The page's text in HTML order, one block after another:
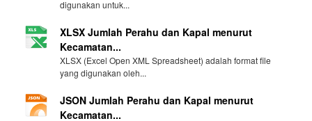
digunakan untuk...
XLSX Jumlah Perahu dan Kapal menurut
Kecamatan...
XLSX (Excel Open XML Spreadsheet) adalah format file
yang digunakan oleh...
JSON Jumlah Perahu dan Kapal menurut
Kecamatan...